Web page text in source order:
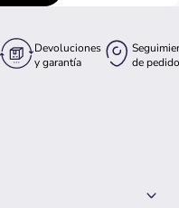
Devoluciones
y garantía
de pedido